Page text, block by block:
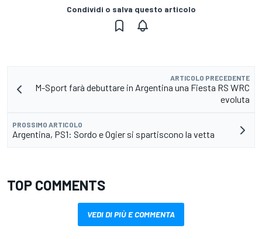
Condividi o salva questo articolo
ARTICOLO PRECEDENTE
M-Sport farà debuttare in Argentina una Fiesta RS WRC
evoluta
PROSSIMO ARTICOLO
Argentina, PS1: Sordo e Ogier si spartiscono la vetta
TOP COMMENTS
VEDI DI PIÙ E COMMENTA